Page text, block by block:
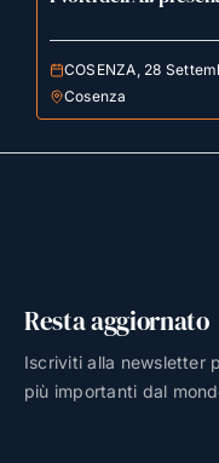
COSENZA, 28
Cosenza
Resta aggiornato
Iscriviti alla newsletter
più importanti dal